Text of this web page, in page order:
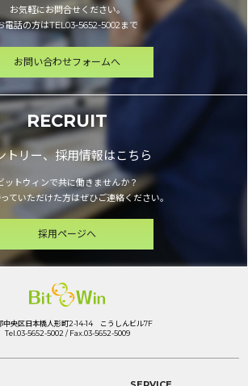
お気軽にお問合せください。
電話の方はTEL03-5652-5002まで
お問い合わせフォームへ
RECRUIT
トリー、採用情報はこちら
ットウィンで共に働きませんか？
ていただけた方はぜひご連絡ください。
採用ページへ
中央区日本橋人形町2-14-14 こうしんビル7F
Tel.03-5652-5002 / Fax.03-5652-5009